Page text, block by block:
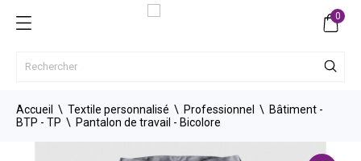
0
Accueil Textile personnalisé Professionnel
Bâtiment -
BTP - TP
Pantalon de travail - Bicolore